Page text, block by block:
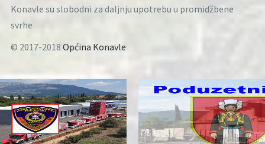
Konavle su slobodni za daljnju upotrebu u promidžbene
svrhe
© 2017-2018 Općina Konavle